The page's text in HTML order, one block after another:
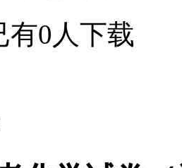
有0 人下载